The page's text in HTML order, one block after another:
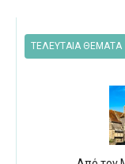
ΤΕΛΕΥΤΑΙΑ ΘΕΜΑΤΑ